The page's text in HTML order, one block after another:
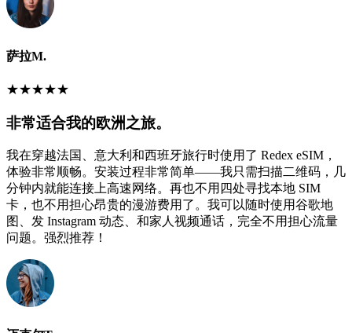
萨拉M.
★★★★★
非常适合我的欧洲之旅。
我在穿越法国、意大利和西班牙旅行时使用了 Redex eSIM，
体验非常顺畅。安装过程非常简单——我只需扫描二维码，几
分钟内就能连接上高速网络。再也不用四处寻找本地 SIM
卡，也不用担心昂贵的漫游费用了。我可以随时使用谷歌地
图、发 Instagram 动态、和家人视频通话，完全不用担心流量
问题。强烈推荐！